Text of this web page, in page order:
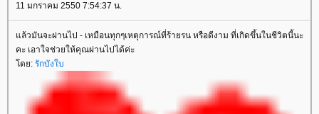
11 มกราคม 2550 7:54:37 น.
ล้วมันจะผ่านไป - เหมือนทุกๆเหตุการณ์ที่ร้ายรน หรือดีงาม ที่เกิดขึ้นในชีวิตนี้นะ
คะ เอาใจช่วยให้คุณผ่านไปได้ค่ะ
ดย: รักบังใบ